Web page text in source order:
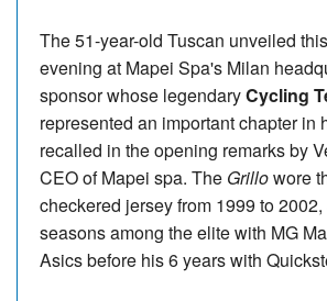
The 51-year-old Tuscan unveiled
evening at Mapei Spa's Milan
sponsor whose legendaryCycling
represented an important chapter in
recalled in the opening remarks by
CEO of Mapei spa. The Grillowore
checkered jersey from 1999 to
seasons among the elite with MG
Asics before his 6 years with